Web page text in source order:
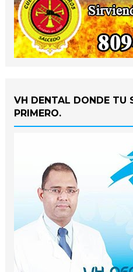
VH DENTAL DONDE TU
PRIMERO.